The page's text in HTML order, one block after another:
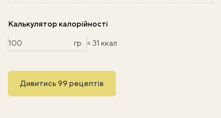
Калькулятор калорійності
гр. = 31 ккал
Дивитись 99 рецептів